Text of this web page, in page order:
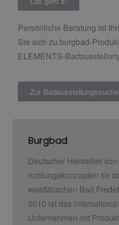
Persönliche Beratung ist
Sie sich zu burgbad-
ELEMENTS-
Zur Badausstellungssuche
Burgbad
Deutscher Hersteller
richtungskonzepten für
westfälischen Bad
2010 ist das
Unternehmen mit